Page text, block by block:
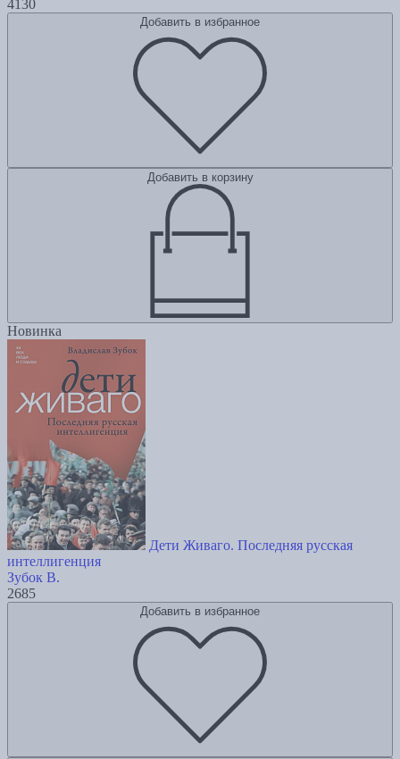
4130
Добавить в избранное
Добавить в корзину
Новинка
Дети Живаго. Последняя русская
интеллигенция
Зубок В.
2685
Добавить в избранное